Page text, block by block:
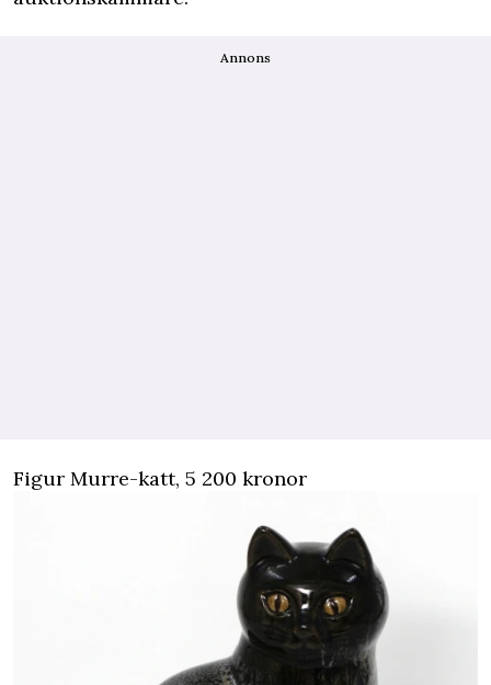
Annons
Figur Murre-katt, 5 200 kronor